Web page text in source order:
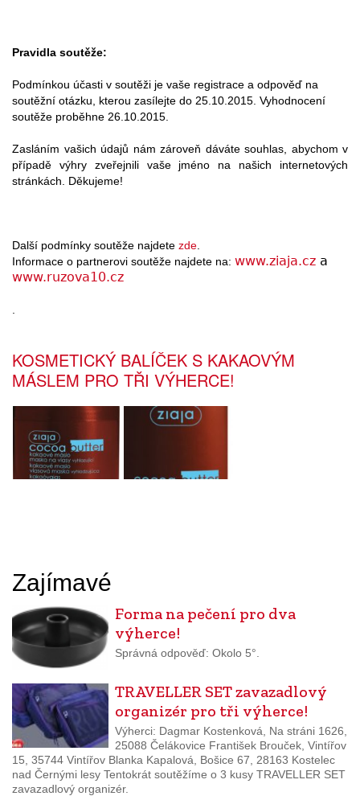
Pravidla soutěže:
Podmínkou účasti v soutěži je vaše registrace a odpověď na
soutěžní otázku, kterou zasílejte do 25.10.2015. Vyhodnocení
soutěže proběhne 26.10.2015.
Zasláním vašich údajů nám zároveň dáváte souhlas, abychom v
případě výhry zveřejnili vaše jméno na našich internetových
stránkách. Děkujeme!
Další podmínky soutěže najdete zde
Informace o partnerovi soutěže najdete na: www.ziaja.cz a
www.ruzova10.cz
KOSMETICKÝ BALÍČEK S KAKAOVÝM
MÁSLEM PRO TŘI VÝHERCE!
Zajímavé
Forma na pečení pro dva
výherce!
Správná odpověď: Okolo 5°.
TRAVELLER SET zavazadlový
organizér pro tři výherce!
Výherci: Dagmar Kostenková, Na stráni 1626,
25088 Čelákovice František Brouček, Vintířov
15, 35744 Vintířov Blanka Kapalová, Bošice 67, 28163 Kostelec
nad Černými lesy Tentokrát soutěžíme o 3 kusy TRAVELLER SET
zavazadlový organizér.